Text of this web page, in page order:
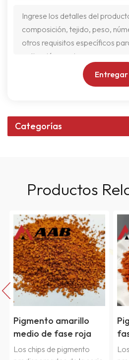
Entregar
Categorías
Productos
Pigmento amarillo
medio de fase roja
PY139 Chips
Los chips de pigmento